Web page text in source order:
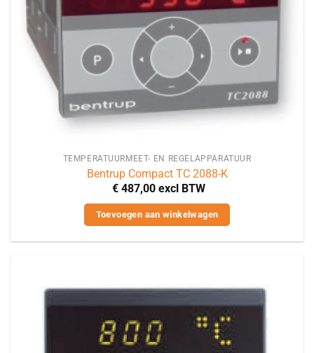
TEMPERATUURMEET- EN REGELAPPARATUUR
Bentrup Compact TC 2088-K
€487,00 excl BTW
Toevoegen aan winkelwagen